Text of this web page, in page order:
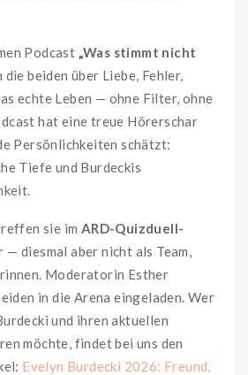
Podcast „Was stimmt nicht
die beiden über Liebe, Fehler,
echte Leben — ohne Filter, ohne
hat eine treue Hörerschar
Persönlichkeiten schätzt:
Tiefe und Burdeckis
sie im ARD-Quizduell-
— diesmal aber nicht als Team,
Moderatorin Esther
in die Arena eingeladen. Wer
und ihren aktuellen
möchte, findet bei uns den
Evelyn Burdecki 2026: Freund,